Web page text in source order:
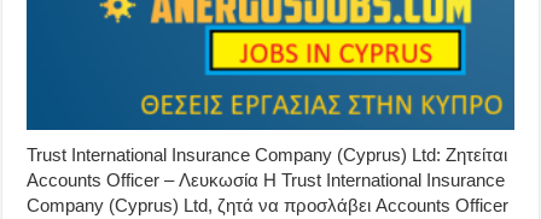
Trust International Insurance Company (Cyprus) Ltd: Ζητείται
Accounts Officer – Λευκωσία Η Trust International Insurance
Company (Cyprus) Ltd, ζητά να προσλάβει Accounts Officer